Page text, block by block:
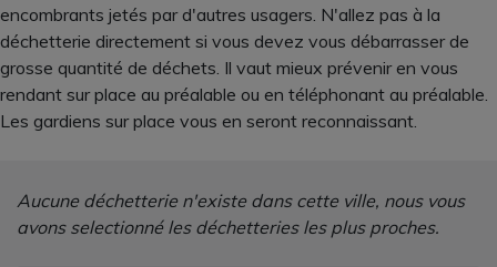
encombrants jetés par d'autres usagers. N'allez pas à la
déchetterie directement si vous devez vous débarrasser de
grosse quantité de déchets. Il vaut mieux prévenir en vous
rendant sur place au préalable ou en téléphonant au préalable.
Les gardiens sur place vous en seront reconnaissant.
Aucune déchetterie n'existe dans cette ville, nous vous
avons selectionné les déchetteries les plus proches.